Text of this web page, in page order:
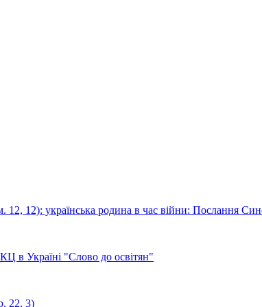
12, 12): українська родина в час війни: Послання
в Україні "Слово до освітян"
22, 3)